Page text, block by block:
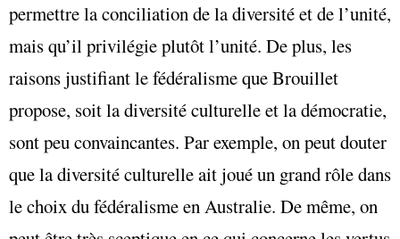
permettre la conciliation de la diversité et de l’unité,
mais qu’il privilégie plutôt l’unité. De plus, les
raisons justifiant le fédéralisme que Brouillet
propose, soit la diversité culturelle et la démocratie,
sont peu convaincantes. Par exemple, on peut douter
que la diversité culturelle ait joué un grand rôle dans
le choix du fédéralisme en Australie. De même, on